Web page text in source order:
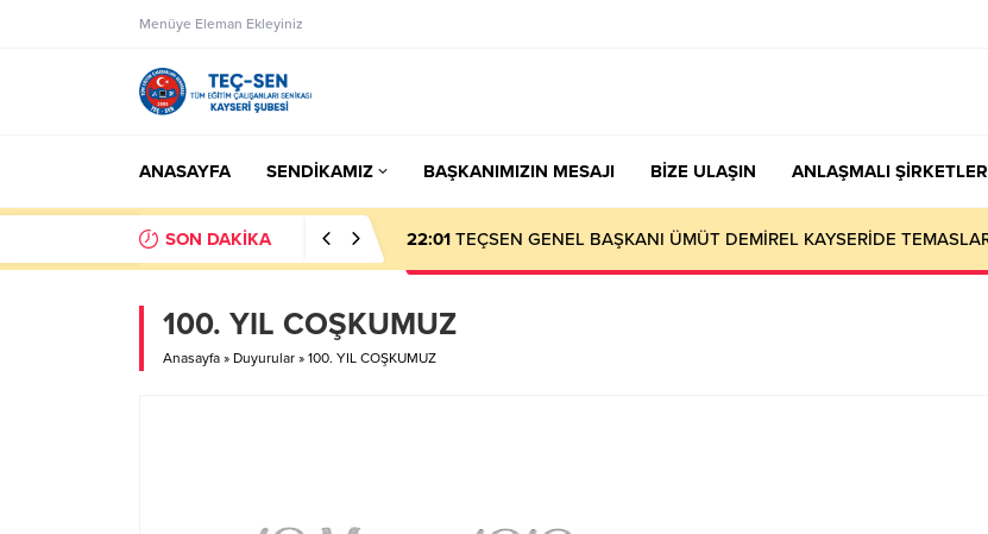
Menüye Eleman Ekleyiniz
ANASAYFA SENDİKAMIZ BAŞKANIMIZIN MESAJI BİZE ULAŞIN ANLAŞMALI ŞİRKETLER
SON DAKİKA 23:50 Eksik Ödenen Sendika Aidatının İade Başvuru Evrakları
100. YIL COŞKUMUZ
Anasayfa » Duyurular » 100. YIL COŞKUMUZ